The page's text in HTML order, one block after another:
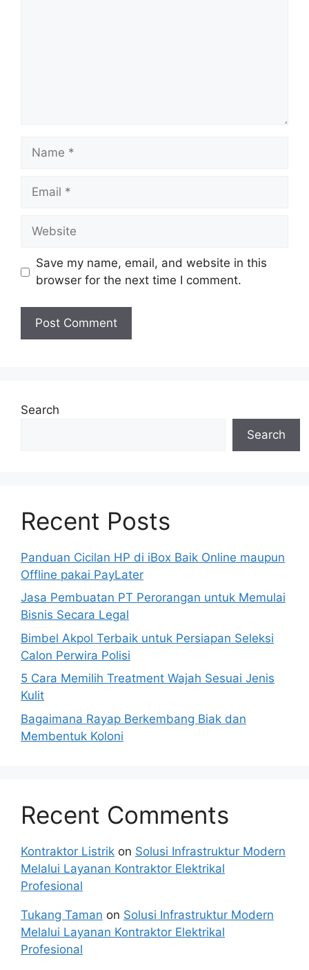
Name
Email
Website
Save my name, email, and website in this
browser for the next time I comment.
Search
Search
Recent Posts
Panduan Cicilan HP di iBox Baik Online maupun
Offline pakai PayLater
Jasa Pembuatan PT Perorangan untuk Memulai
Bisnis Secara Legal
Bimbel Akpol Terbaik untuk Persiapan Seleksi
Calon Perwira Polisi
5 Cara Memilih Treatment Wajah Sesuai Jenis
Kulit
Bagaimana Rayap Berkembang Biak dan
Membentuk Koloni
Recent Comments
Kontraktor Listrik on Solusi Infrastruktur Modern
Melalui Layanan Kontraktor Elektrikal
Profesional
Tukang Taman on Solusi Infrastruktur Modern
Melalui Layanan Kontraktor Elektrikal
Profesional